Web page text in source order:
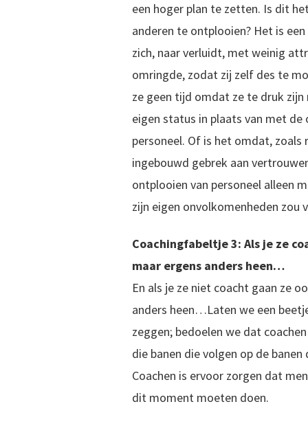
een hoger plan te zetten. Is dit
anderen te ontplooien? Het is
zich, naar verluidt, met weinig
omringde, zodat zij zelf des te
ze geen tijd omdat ze te druk
eigen status in plaats van met de
personeel. Of is het omdat, zoals
ingebouwd gebrek aan
ontplooien van personeel alleen
zijn eigen onvolkomenheden zou
Coachingfabeltje 3: Als je ze
maar ergens anders heen…
En als je ze niet coacht gaan ze
anders heen…Laten we een
zeggen; bedoelen we dat
die banen die volgen op de
Coachen is ervoor zorgen dat
dit moment moeten doen.